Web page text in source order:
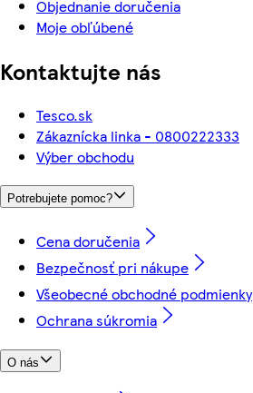
Objednanie doručenia
Moje obľúbené
Kontaktujte nás
Tesco.sk
Zákaznícka linka - 0800222333
Výber obchodu
Potrebujete pomoc?
Cena doručenia
Bezpečnosť pri nákupe
Všeobecné obchodné podmienky
Ochrana súkromia
O nás